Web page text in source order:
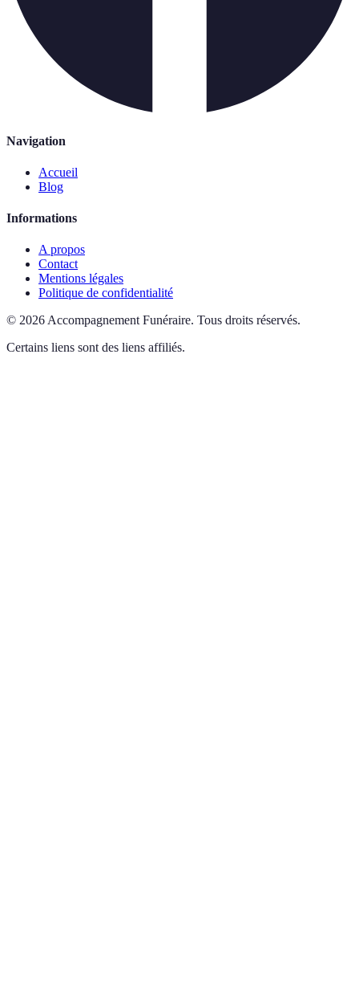
Navigation
Accueil
Blog
Informations
A propos
Contact
Mentions légales
Politique de confidentialité
© 2026Accompagnement Funéraire. Tous droits réservés.
Certains liens sont des liens affiliés.